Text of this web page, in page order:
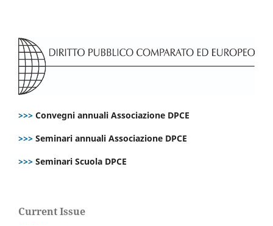
>>> Convegni annuali Associazione DPCE
>>> Seminari annuali Associazione DPCE
>>> Seminari Scuola DPCE
Current Issue